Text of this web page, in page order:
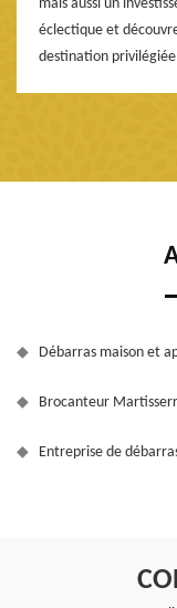
mais aussi un
éclectique et
destination
Débarras maison et
Brocanteur
Entreprise de